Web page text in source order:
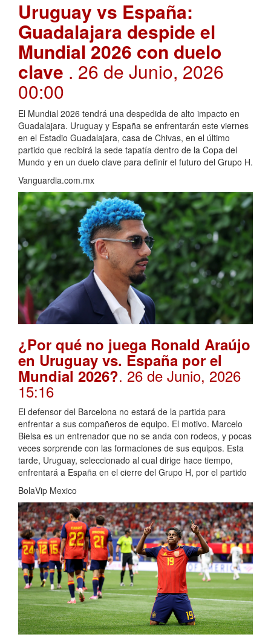
Uruguay vs España:
Guadalajara despide el
Mundial 2026 con duelo
clave . 26 de Junio, 2026
00:00
El Mundial 2026 tendrá una despedida de alto impacto en
Guadalajara. Uruguay y España se enfrentarán este viernes
en el Estadio Guadalajara, casa de Chivas, en el último
partido que recibirá la sede tapatía dentro de la Copa del
Mundo y en un duelo clave para definir el futuro del Grupo H.
Vanguardia.com.mx
¿Por qué no juega Ronald Araújo
en Uruguay vs. España por el
Mundial 2026?. 26 de Junio, 2026
15:16
El defensor del Barcelona no estará de la partida para
enfrentar a sus compañeros de equipo. El motivo. Marcelo
Bielsa es un entrenador que no se anda con rodeos, y pocas
veces sorprende con las formaciones de sus equipos. Esta
tarde, Uruguay, seleccionado al cual dirige hace tiempo,
enfrentará a España en el cierre del Grupo H, por el partido
BolaVip Mexico